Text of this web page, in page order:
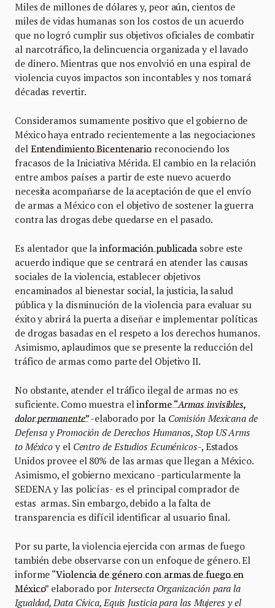
Miles de millones de dólares y, peor aún, cientos de
miles de vidas humanas son los costos de un acuerdo
que no logró cumplir sus objetivos oficiales de combatir
al narcotráfico, la delincuencia organizada y el lavado
de dinero. Mientras que nos envolvió en una espiral de
violencia cuyos impactos son incontables y nos tomará
décadas revertir.
Consideramos sumamente positivo que el gobierno de
México haya entrado recientemente a las negociaciones
del Entendimiento Bicentenario reconociendo los
fracasos de la Iniciativa Mérida. El cambio en la relación
entre ambos países a partir de este nuevo acuerdo
necesita acompañarse de la aceptación de que el envío
de armas a México con el objetivo de sostener la guerra
contra las drogas debe quedarse en el pasado.
Es alentador que lainformación publicada sobre este
acuerdo indique que se centrará en atender las causas
sociales de la violencia, establecer objetivos
encaminados al bienestar social, la justicia, la salud
pública y la disminución de la violencia para evaluar su
éxito y abrirá la puerta a diseñar e implementar políticas
de drogas basadas en el respeto a los derechos humanos.
Asimismo, aplaudimos que se presente la reducción del
tráfico de armas como parte del Objetivo II.
No obstante, atender el tráfico ilegal de armas no es
suficiente. Como muestra elinforme “Armas invisibles,
dolor permanente”-elaborado por la Comisión Mexicana de
Defensa y Promoción de Derechos Humanos, Stop US Arms
to México y elCentro de Estudios Ecuménicos-, Estados
Unidos provee el 80% de las armas que llegan a México.
Asimismo, el gobierno mexicano -particularmente la
SEDENA y las policías- es el principal comprador de
estas armas. Sin embargo, debido a la falta de
transparencia es difícil identificar al usuario final.
Por su parte, la violencia ejercida con armas de fuego
también debe observarse con un enfoque de género. El
informe “Violencia de género con armas de fuego en
México” elaborado por Intersecta Organización para la
Igualdad, Data Cívica, Equis Justicia para las Mujeres y el